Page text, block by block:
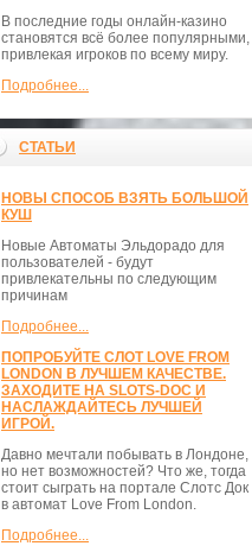
В последние годы онлайн-казино
становятся всё более популярными,
привлекая игроков по всему миру.
Подробнее...
СТАТЬИ
НОВЫ СПОСОБ ВЗЯТЬ БОЛЬШОЙ
КУШ
Новые Автоматы Эльдорадо для
пользователей - будут
привлекательны по следующим
причинам
Подробнее...
ПОПРОБУЙТЕ СЛОТ LOVE FROM
LONDON В ЛУЧШЕМ КАЧЕСТВЕ.
ЗАХОДИТЕ НА SLOTS-DOC И
НАСЛАЖДАЙТЕСЬ ЛУЧШЕЙ
ИГРОЙ.
Давно мечтали побывать в Лондоне,
но нет возможностей? Что же, тогда
стоит сыграть на портале Слотс Док
в автомат Love From London.
Подробнее...